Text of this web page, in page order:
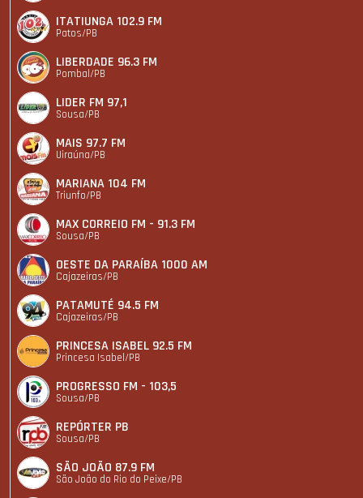
ITATIUNGA 102.9 FM
Patos/PB
LIBERDADE 96.3 FM
Pombal/PB
LIDER FM 97,1
Sousa/PB
MAIS 97.7 FM
Uiraúna/PB
MARIANA 104 FM
Triunfo/PB
MAX CORREIO FM - 91.3 FM
Sousa/PB
OESTE DA PARAÍBA 1000 AM
Cajazeiras/PB
PATAMUTÉ 94.5 FM
Cajazeiras/PB
PRINCESA ISABEL 92.5 FM
Princesa Isabel/PB
PROGRESSO FM - 103,5
Sousa/PB
REPÓRTER PB
Sousa/PB
SÃO JOÃO 87.9 FM
São João do Rio do Peixe/PB